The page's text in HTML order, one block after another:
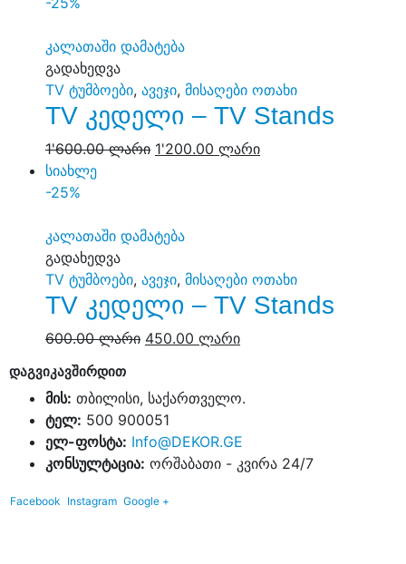
კალათაში დამატება
გადახედვა
TV ტუმბოები, ავეჯი, მისაღები ოთახი
TV კედელი – TV Stands
1'600.00ლარი 1'200.00 ლარი
სიახლე
-25%
კალათაში დამატება
გადახედვა
TV ტუმბოები, ავეჯი, მისაღები ოთახი
TV კედელი – TV Stands
600.00ლარი 450.00 ლარი
დაგვიკავშირდით
მის: თბილისი, საქართველო.
ტელ: 500 900051
ელ-ფოსტა: Info@DEKOR.GE
კონსულტაცია: ორშაბათი - კვირა 24/7
Facebook Instagram Google +